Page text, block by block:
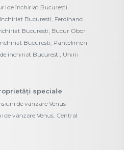
de închiriat Bucuresti
Bucuresti, Ferdinand
Bucuresti, Bucur Obor
Bucuresti, Pantelimon
închiriat Bucuresti, Unirii
speciale
de vânzare Venus
de vânzare Venus, Central